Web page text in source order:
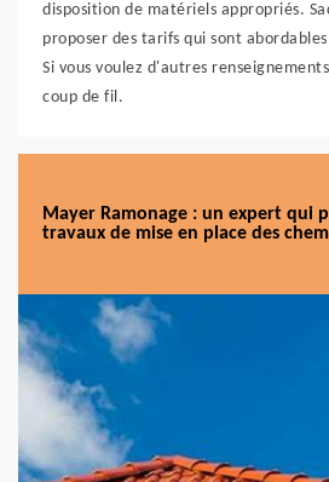
disposition de matériels appropriés.
proposer des tarifs qui sont
Si vous voulez d'autres
coup de fil.
Mayer Ramonage : un expert qui
travaux de mise en place des